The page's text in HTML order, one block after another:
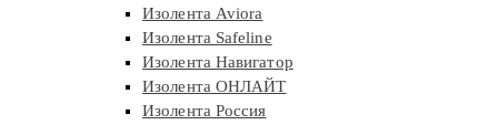
Изолента Aviora
Изолента Safeline
Изолента Навигатор
Изолента ОНЛАЙТ
Изолента Россия